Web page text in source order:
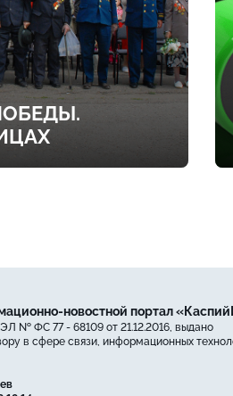
новостной портал
№ ФС 77 - 68109 от 21.12.2016, выдано
в сфере связи, информационных